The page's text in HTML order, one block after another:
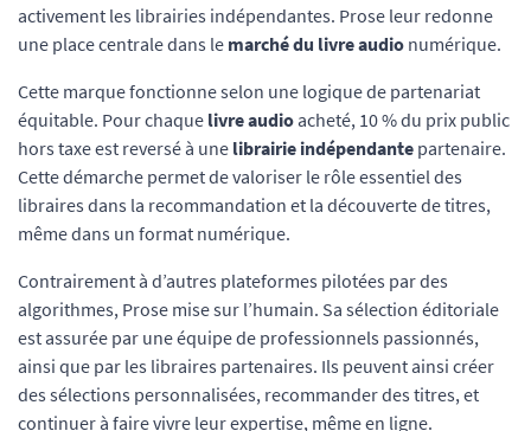
activement les librairies indépendantes. Prose leur redonne
une place centrale dans le marché du livre audio numérique.
Cette marque fonctionne selon une logique de partenariat
équitable. Pour chaque livre audio acheté, 10 % du prix public
hors taxe est reversé à une librairie indépendante partenaire.
Cette démarche permet de valoriser le rôle essentiel des
libraires dans la recommandation et la découverte de titres,
même dans un format numérique.
Contrairement à d’autres plateformes pilotées par des
algorithmes, Prose mise sur l’humain. Sa sélection éditoriale
est assurée par une équipe de professionnels passionnés,
ainsi que par les libraires partenaires. Ils peuvent ainsi créer
des sélections personnalisées, recommander des titres, et
continuer à faire vivre leur expertise, même en ligne.